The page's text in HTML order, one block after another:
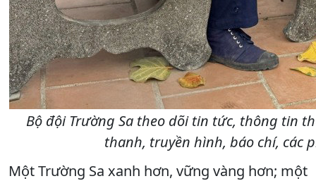
Bộ đội Trường Sa theo dõi tin tức, thông tin
thanh, truyền hình, báo chí, các
Một Trường Sa xanh hơn, vững vàng hơn; một